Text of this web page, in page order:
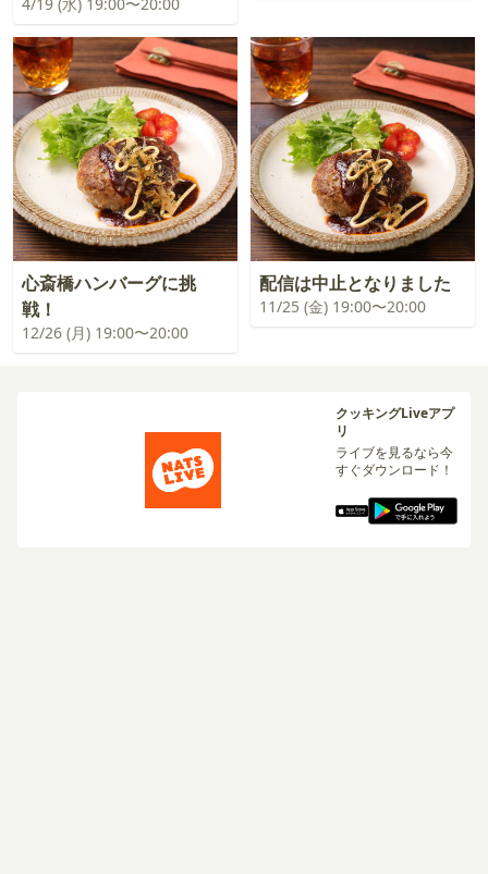
心斎橋ハンバーグに挑
戦！
12/26 (月) 19:00〜20:00
配信は中止となりました
11/25 (金) 19:00〜20:00
クッキングLiveアプ
リ
ライブを見るなら今
すぐダウンロード！